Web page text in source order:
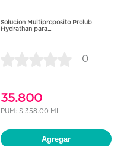
Solucion Multiproposito Prolub
Hydrathan para...
0
35.800
PUM: $ 358.00 ML
Agregar